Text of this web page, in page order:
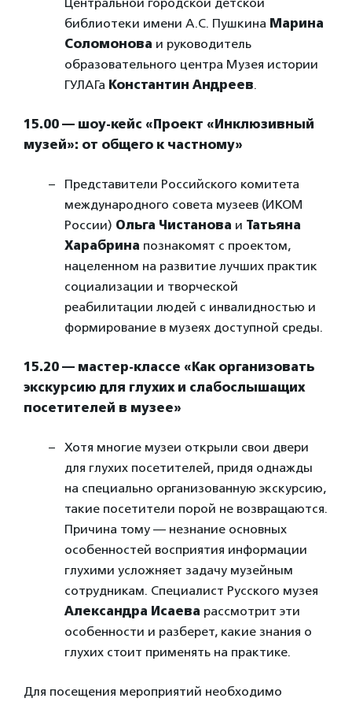
библиотеки имени А.С. Пушкина Марина
Соломонова и руководитель
образовательного центра Музея истории
ГУЛАГа Константин Андреев.
15.00 — шоу-кейс «Проект «Инклюзивный
музей»: от общего к частному»
Представители Российского комитета
международного совета музеев (ИКОМ
России) Ольга Чистанова и Татьяна
Харабрина познакомят с проектом,
нацеленном на развитие лучших практик
социализации и творческой
реабилитации людей с инвалидностью и
формирование в музеях доступной среды.
15.20 — мастер-классе «Как организовать
экскурсию для глухих и слабослышащих
посетителей в музее»
Хотя многие музеи открыли свои двери
для глухих посетителей, придя однажды
на специально организованную экскурсию,
такие посетители порой не возвращаются.
Причина тому — незнание основных
особенностей восприятия информации
глухими усложняет задачу музейным
сотрудникам. Специалист Русского музея
Александра Исаева рассмотрит эти
особенности и разберет, какие знания о
глухих стоит применять на практике.
Для посещения мероприятий необходимо